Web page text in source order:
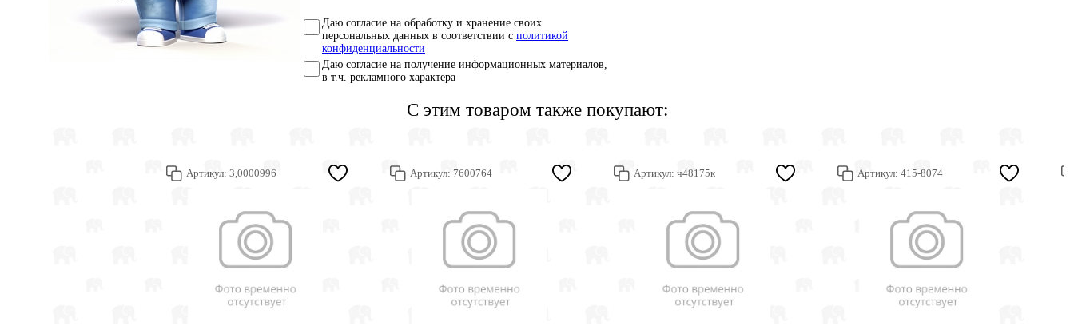
Даю согласие на обработку и хранение своих
персональных данных в соответствии с политикой
конфиденциальности
Даю согласие на получение информационных материалов,
в т.ч. рекламного характера
С этим товаром также покупают:
Артикул: 3,0000996 Артикул: 7600764 Артикул: ч48175к Артикул: 415-8074